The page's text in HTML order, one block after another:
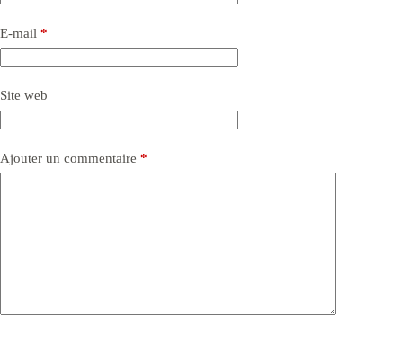
E-mail *
Site web
Ajouter un commentaire *